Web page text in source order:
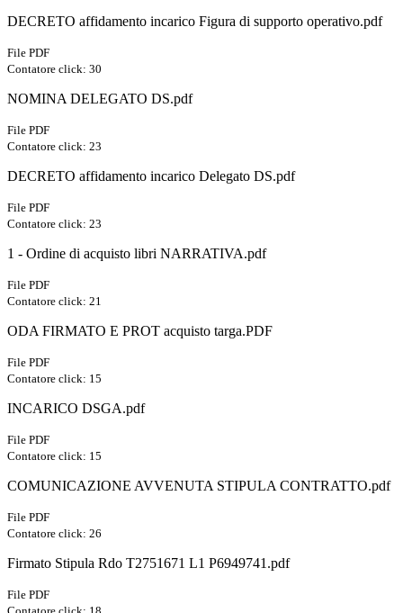
DECRETO affidamento incarico Figura di supporto operativo.pdf
File PDF
Contatore click: 30
NOMINA DELEGATO DS.pdf
File PDF
Contatore click: 23
DECRETO affidamento incarico Delegato DS.pdf
File PDF
Contatore click: 23
1 - Ordine di acquisto libri NARRATIVA.pdf
File PDF
Contatore click: 21
ODA FIRMATO E PROT acquisto targa.PDF
File PDF
Contatore click: 15
INCARICO DSGA.pdf
File PDF
Contatore click: 15
COMUNICAZIONE AVVENUTA STIPULA CONTRATTO.pdf
File PDF
Contatore click: 26
Firmato Stipula Rdo T2751671 L1 P6949741.pdf
File PDF